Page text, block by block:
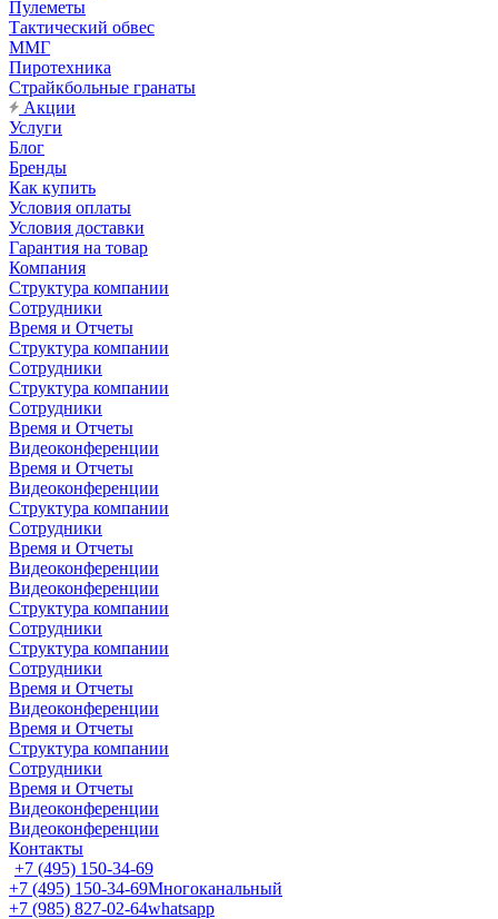
Пулеметы
Тактический обвес
ММГ
Пиротехника
Страйкбольные гранаты
Акции
Услуги
Блог
Бренды
Как купить
Условия оплаты
Условия доставки
Гарантия на товар
Компания
Структура компании
Сотрудники
Время и Отчеты
Структура компании
Сотрудники
Структура компании
Сотрудники
Время и Отчеты
Видеоконференции
Время и Отчеты
Видеоконференции
Структура компании
Сотрудники
Время и Отчеты
Видеоконференции
Видеоконференции
Структура компании
Сотрудники
Структура компании
Сотрудники
Время и Отчеты
Видеоконференции
Время и Отчеты
Структура компании
Сотрудники
Время и Отчеты
Видеоконференции
Видеоконференции
Контакты
+7 (495) 150-34-69
+7 (495) 150-34-69Многоканальный
+7 (985) 827-02-64whatsapp